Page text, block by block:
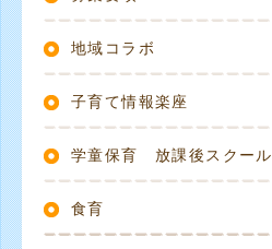
地域コラボ
子育て情報楽座
学童保育 放課後スクール
食育